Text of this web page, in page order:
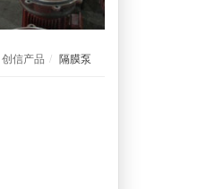
创信产品 隔膜泵